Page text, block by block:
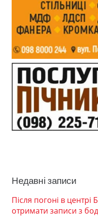
Недавні записи
Після погоні в
отримати записи з